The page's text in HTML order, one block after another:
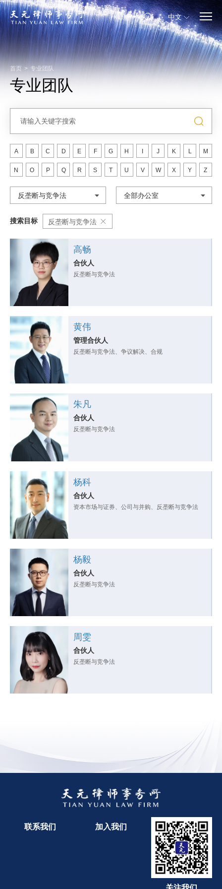
中文
首页 > 专业团队
专业团队
A B C D E F G H J K L M
N O P Q R S T U V W X Y Z
反垄断与竞争法 全部办公室
搜索目标 反垄断与竞争法
高畅
合伙人
反垄断与竞争法
黄伟
管理合伙人
反垄断与竞争法、争议解决、合规
朱凡
合伙人
反垄断与竞争法
杨科
合伙人
资本市场与证券、公司与并购、反垄断与竞争法
杨毅
合伙人
反垄断与竞争法
周雯
合伙人
反垄断与竞争法
联系我们 加入我们